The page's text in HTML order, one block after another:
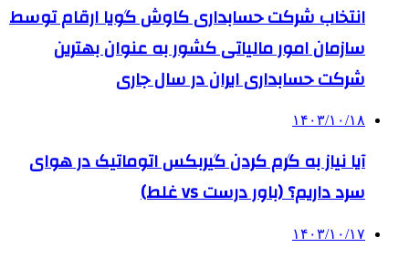
انتخاب شرکت حسابداری کاوش گویا ارقام توسط
سازمان امور مالیاتی کشور به عنوان بهترین
شرکت حسابداری ایران در سال جاری
۱۴۰۳/۱۰/۱۸
آیا نیاز به گرم کردن گیربکس اتوماتیک در هوای
سرد داریم؟ (باور درست vs غلط)
۱۴۰۳/۱۰/۱۷